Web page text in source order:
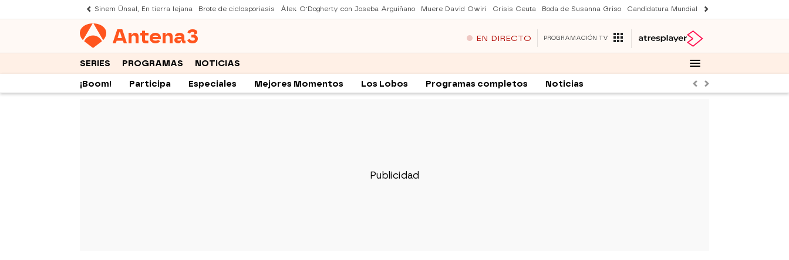
Sinem Ünsal, En tierra lejana Brote de ciclosporiasis Álex O'Dogherty con Joseba Arguiñano Muere David Owiri Crisis Ceuta Boda de Susanna Griso Candidatura Mundial 2030
Antena3 EN DIRECTO PROGRAMACIÓN TV
SERIES PROGRAMAS NOTICIAS
¡Boom! Participa Especiales Mejores Momentos Los Lobos Programas completos Noticias AnteriorSiguiente
-